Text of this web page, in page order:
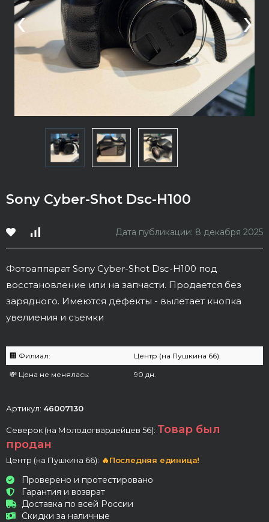
‹ ›
Sony Cyber-Shot Dsc-H100
Дата публикации: 8 декабря 2025
Фотоаппарат Sony Cyber-Shot Dsc-H100 под
восстановление или на запчасти. Продается без
зарядного. Имеются дефекты - вылетает кнопка
увелиения и съемки
🏢 Филиал: Центр (на Пушкина 66)
💸 Цена не менялась: 90 дн.
Артикул: 46007130
Северок (на Молодогвардейцев 56): Товар был
продан
Центр (на Пушкина 66): 🔥Последняя единица!
Проверено и протестировано
Гарантия и возврат
Доставка по всей России
Скидки за наличные